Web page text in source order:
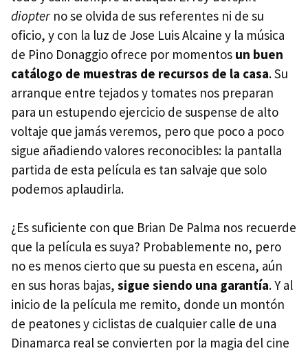
diopter no se olvida de sus referentes ni de su
oficio, y con la luz de Jose Luis Alcaine y la música
de Pino Donaggio ofrece por momentos un buen
catálogo de muestras de recursos de la casa. Su
arranque entre tejados y tomates nos preparan
para un estupendo ejercicio de suspense de alto
voltaje que jamás veremos, pero que poco a poco
sigue añadiendo valores reconocibles: la pantalla
partida de esta película es tan salvaje que solo
podemos aplaudirla.
¿Es suficiente con que Brian De Palma nos recuerde
que la película es suya? Probablemente no, pero
no es menos cierto que su puesta en escena, aún
en sus horas bajas, sigue siendo una garantía. Y al
inicio de la película me remito, donde un montón
de peatones y ciclistas de cualquier calle de una
Dinamarca real se convierten por la magia del cine